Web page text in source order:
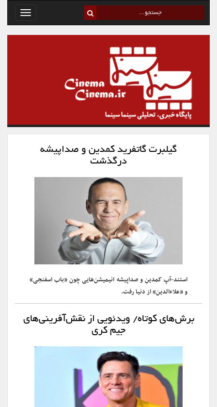
Toggle
گیلبرت گاتفرید کمدین و صداپیشه
درگذشت
استند-آپ کمدین و صداپیشه انیمیشن‌هایی چون «باب اسفنجی»
و «علاءالدین» از دنیا رفت.
برش‌های کوتاه/ ویدئویی از نقش‌آفرینی‌های
جیم کری